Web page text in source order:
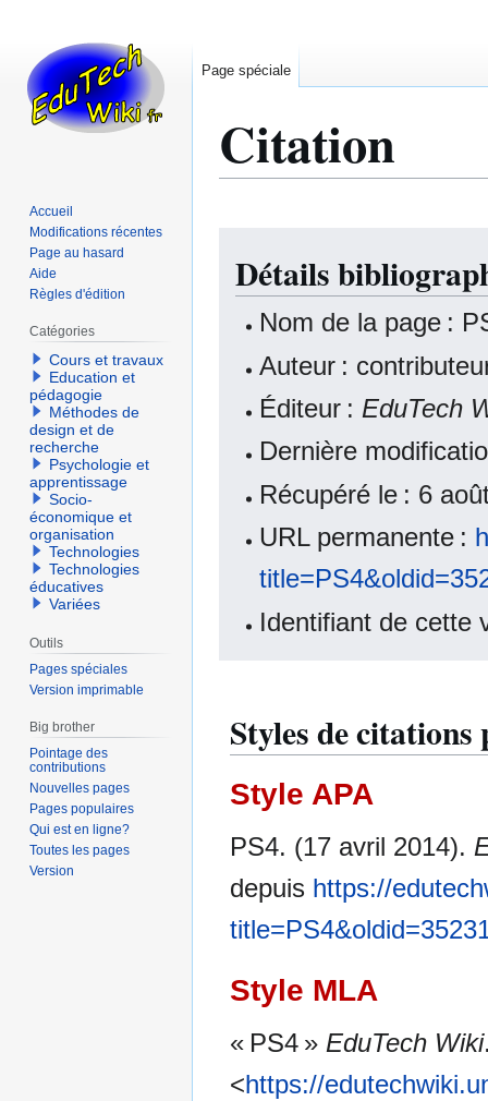
Citation
navigation
recherche
Détails
Nom de la page :
Auteur :
Éditeur : EduTech
Dernière
Récupéré le : 6
URL permanente :
Identifiant de cette
Styles de citations
Style APA
PS4. (17 avril 2014).
depuis https://
Style MLA
« PS4 » EduTech Wiki
<https://
Page spéciale
Accueil
Modifications récentes
Page au hasard
Aide
Règles d'édition
Catégories
Cours et travaux
Education et
pédagogie
Méthodes de
design et de
recherche
Psychologie et
apprentissage
Socio-
économique et
organisation
Technologies
Technologies
éducatives
Variées
Outils
Pages spéciales
Version imprimable
Big brother
Pointage des
contributions
Nouvelles pages
Pages populaires
Qui est en ligne?
Toutes les pages
Version